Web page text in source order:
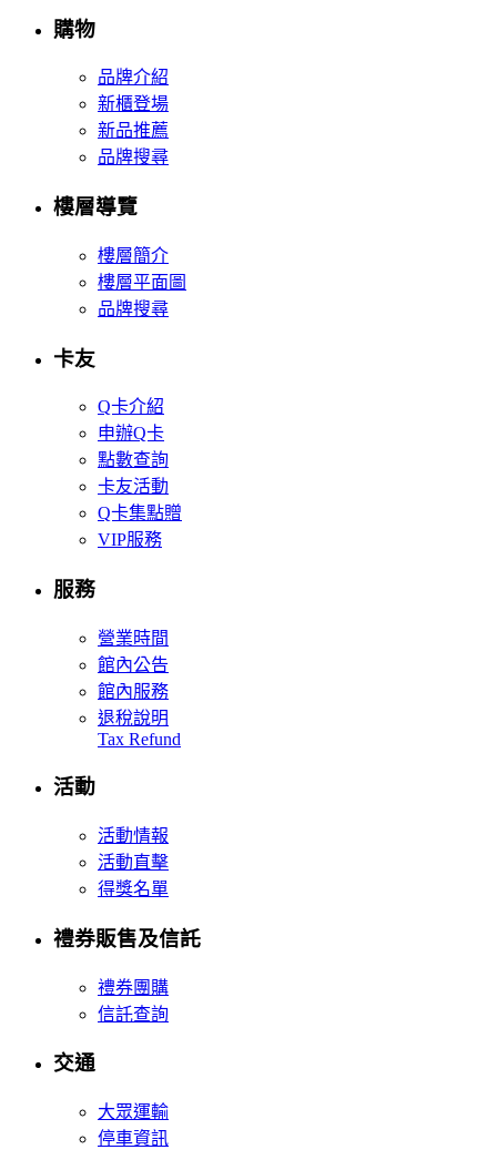
購物
品牌介紹
新櫃登場
新品推薦
品牌搜尋
樓層導覽
樓層簡介
樓層平面圖
品牌搜尋
卡友
Q卡介紹
申辦Q卡
點數查詢
卡友活動
Q卡集點贈
VIP服務
服務
營業時間
館內公告
館內服務
退稅說明
Tax Refund
活動
活動情報
活動直擊
得獎名單
禮券販售及信託
禮券團購
信託查詢
交通
大眾運輸
停車資訊